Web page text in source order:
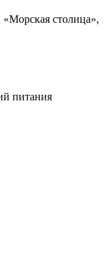
столица»,
питания